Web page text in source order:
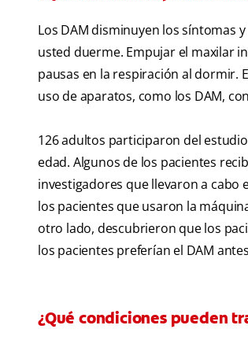
Los DAM disminuyen los síntomas
usted duerme. Empujar el maxilar
pausas en la respiración al dormir.
uso de aparatos, como los DAM,
126 adultos participaron del
edad. Algunos de los pacientes
investigadores que llevaron a
los pacientes que usaron la
otro lado, descubrieron que los
los pacientes preferían el DAM
¿Qué condiciones pueden